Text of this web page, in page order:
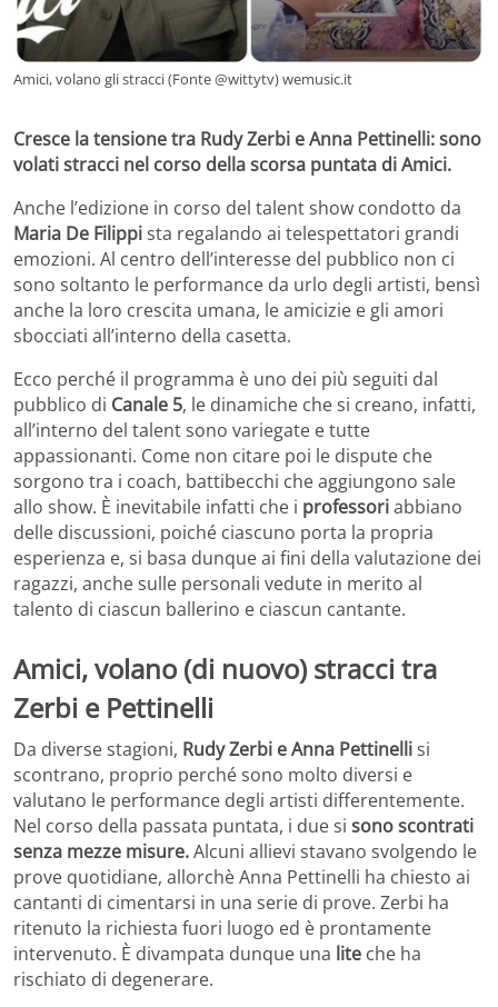
Amici, volano gli stracci (Fonte @wittytv) wemusic.it
Cresce la tensione tra Rudy Zerbi e Anna Pettinelli: sono
volati stracci nel corso della scorsa puntata di Amici.
Anche l’edizione in corso del talent show condotto da
Maria De Filippista regalando ai telespettatori grandi
emozioni. Al centro dell’interesse del pubblico non ci
sono soltanto le performance da urlo degli artisti, bensì
anche la loro crescita umana, le amicizie e gli amori
sbocciati all’interno della casetta.
Ecco perché il programma è uno dei più seguiti dal
pubblico di Canale 5, le dinamiche che si creano, infatti,
all’interno del talent sono variegate e tutte
appassionanti. Come non citare poi le dispute che
sorgono tra i coach, battibecchi che aggiungono sale
allo show. È inevitabile infatti che i professoriabbiano
delle discussioni, poiché ciascuno porta la propria
esperienza e, si basa dunque ai fini della valutazione dei
ragazzi, anche sulle personali vedute in merito al
talento di ciascun ballerino e ciascun cantante.
Amici, volano (di nuovo) stracci tra
Zerbi e Pettinelli
Da diverse stagioni, Rudy Zerbi e Anna Pettinellisi
scontrano, proprio perché sono molto diversi e
valutano le performance degli artisti differentemente.
Nel corso della passata puntata, i due si sono scontrati
senza mezze misure.Alcuni allievi stavano svolgendo le
prove quotidiane, allorchè Anna Pettinelli ha chiesto ai
cantanti di cimentarsi in una serie di prove. Zerbi ha
ritenuto la richiesta fuori luogo ed è prontamente
intervenuto. È divampata dunque una lite che ha
rischiato di degenerare.